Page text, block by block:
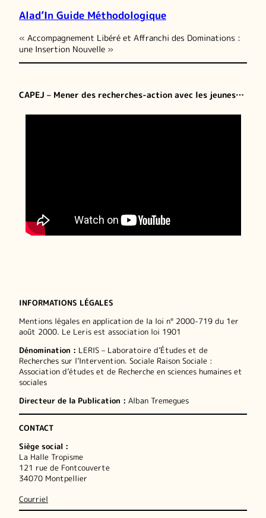
Alad’In Guide Méthodologique
« Accompagnement Libéré et Affranchi des Dominations :
une Insertion Nouvelle »
CAPEJ – Mener des recherches-action avec les jeunes…
INFORMATIONS LÉGALES
Mentions légales en application de la loi n° 2000-719 du 1er
août 2000. Le Leris est association loi 1901
Dénomination : LERIS – Laboratoire d’Études et de
Recherches sur l’Intervention. Sociale Raison Sociale :
Association d’études et de Recherche en sciences humaines et
sociales
Directeur de la Publication : Alban Tremegues
CONTACT
Siège social :
La Halle Tropisme
121 rue de Fontcouverte
34070 Montpellier
Courriel